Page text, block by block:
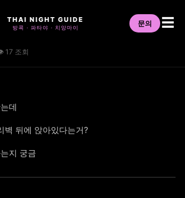
THAI NIGHT GUIDE
방콕 · 파타야 · 치앙마이 문의 ☰
17 조회
데
벽 뒤에 앉아있다는거?
지 궁금